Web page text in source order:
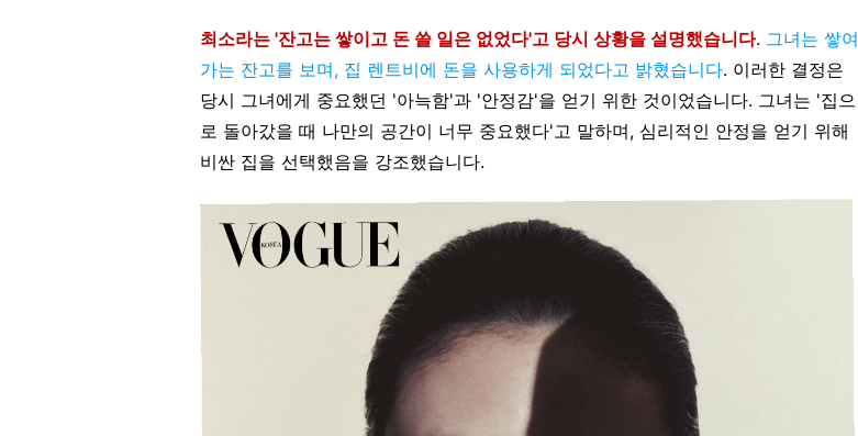
최소라는 '잔고는 쌓이고 돈 쓸 일은 없었다'고 당시 상황을 설명했습니다. 그녀는 쌓여
가는 잔고를 보며, 집 렌트비에 돈을 사용하게 되었다고 밝혔습니다. 이러한 결정은
당시 그녀에게 중요했던 '아늑함'과 '안정감'을 얻기 위한 것이었습니다. 그녀는 '집으
로 돌아갔을 때 나만의 공간이 너무 중요했다'고 말하며, 심리적인 안정을 얻기 위해
비싼 집을 선택했음을 강조했습니다.